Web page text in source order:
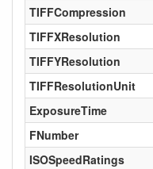
TIFFCompression
TIFFXResolution
TIFFYResolution
TIFFResolutionUnit
ExposureTime
FNumber
ISOSpeedRatings